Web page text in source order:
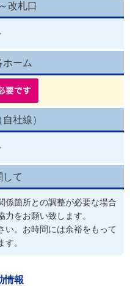
改札口
ホーム
社線）
して
係箇所との調整が必要な場合
をお願い致します。
い。お時間には余裕をもって
。
情報